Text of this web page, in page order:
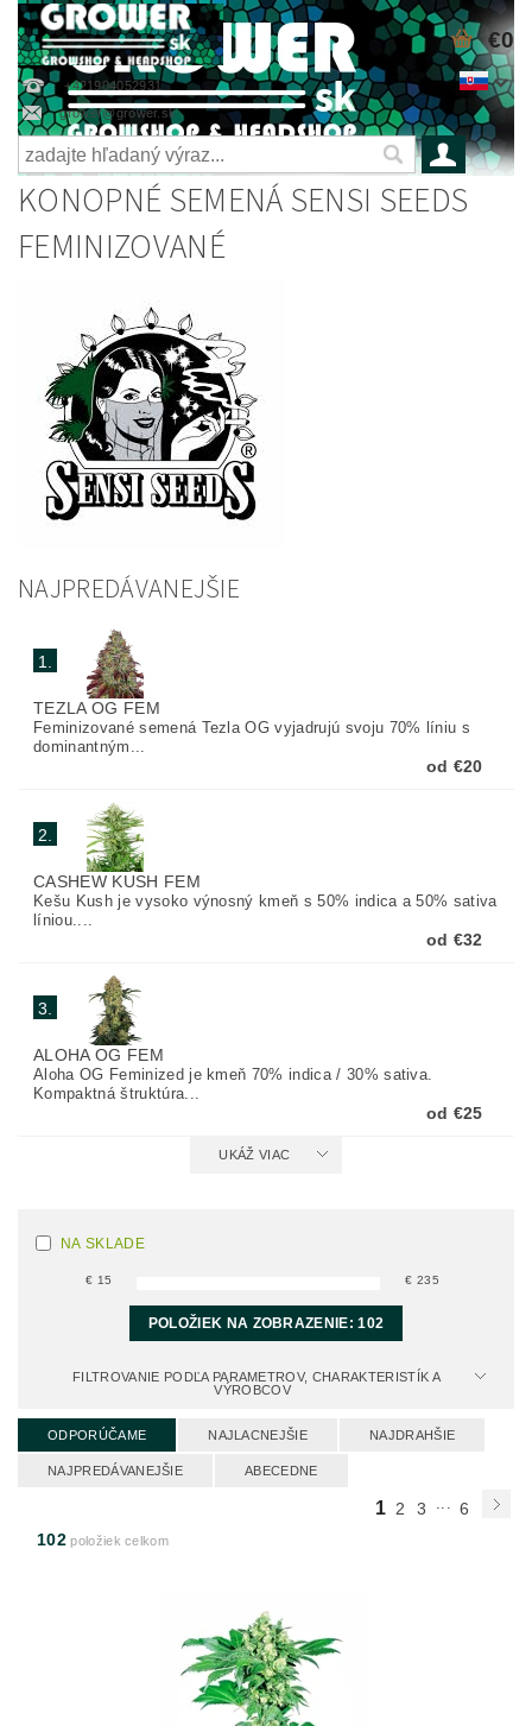
+421904052931
grower@grower.sk
€0
KONOPNÉ SEMENÁ SENSI SEEDS
FEMINIZOVANÉ
NAJPREDÁVANEJŠIE
1.
TEZLA OG FEM
Feminizované semená Tezla OG vyjadrujú svoju 70% líniu s
dominantným...
od €20
2.
CASHEW KUSH FEM
Kešu Kush je vysoko výnosný kmeň s 50% indica a 50% sativa
líniou....
od €32
3.
ALOHA OG FEM
Aloha OG Feminized je kmeň 70% indica / 30% sativa.
Kompaktná štruktúra...
od €25
UKÁŽ VIAC
NA SKLADE
€ 15 € 235
POLOŽIEK NA ZOBRAZENIE:102
FILTROVANIE PODĽA PARAMETROV, CHARAKTERISTÍK A
VÝROBCOV
ODPORÚČAME NAJLACNEJŠIE NAJDRAHŠIE
NAJPREDÁVANEJŠIE ABECEDNE
1 2 3 ... 6
102položiek celkom